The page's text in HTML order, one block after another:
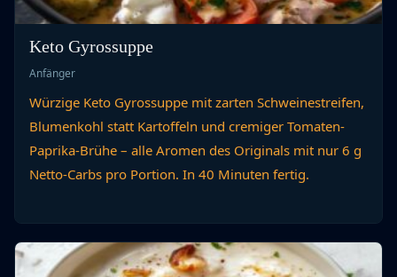
Keto Gyrossuppe
Anfänger
Würzige Keto Gyrossuppe mit zarten Schweinestreifen,
Blumenkohl statt Kartoffeln und cremiger Tomaten-
Paprika-Brühe – alle Aromen des Originals mit nur 6 g
Netto-Carbs pro Portion. In 40 Minuten fertig.